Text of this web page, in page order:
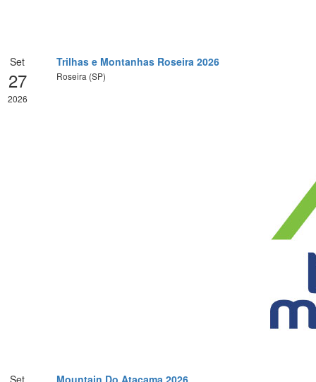
Set
27
2026
Trilhas e Montanhas Roseira 2026
Roseira (SP)
Set Mountain Do Atacama 2026